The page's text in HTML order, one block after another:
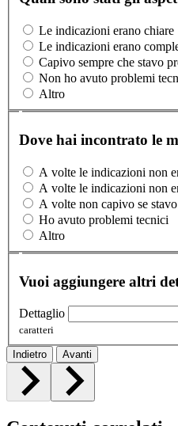
Le indicazioni erano chiare
Le indicazioni erano
Capivo sempre che stavo
Non ho avuto problemi
Altro
Dove hai incontrato le
A volte le indicazioni non
A volte le indicazioni non
A volte non capivo se
Ho avuto problemi tecnici
Altro
Vuoi aggiungere altri
Dettaglio
caratteri
Indietro Avanti